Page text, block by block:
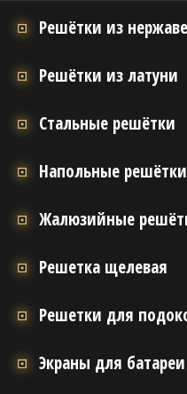
Решётки из
Решётки из латуни
Стальные решётки
Напольные решётки
Жалюзийные
Решетка щелевая
Решетки для
Экраны для батареи